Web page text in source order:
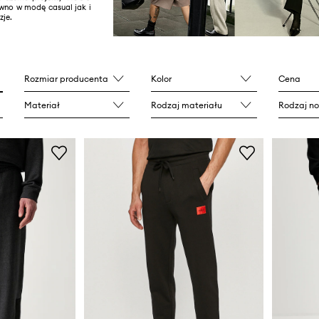
w modę casual jak i
Rozmiar producenta Kolor Cena
Materiał Rodzaj materiału Rodzaj